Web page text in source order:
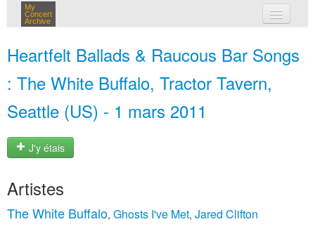
My
Concert
Archive
Heartfelt Ballads & Raucous Bar Songs
: The White Buffalo, Tractor Tavern,
Seattle (US) - 1 mars 2011
J'y étais
Artistes
The White Buffalo, Ghosts I've Met, Jared Clifton